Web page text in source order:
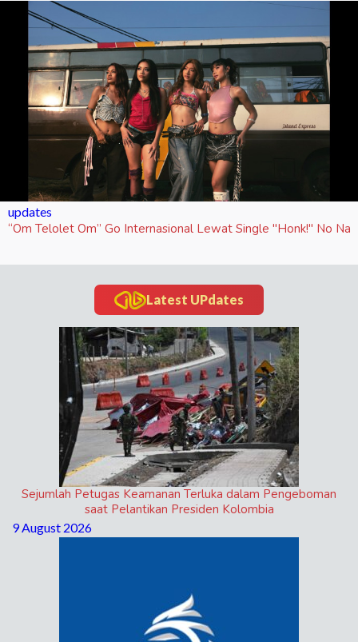
updates
“Om Telolet Om” Go Internasional Lewat Single "Honk!" No Na
Latest UPdates
Sejumlah Petugas Keamanan Terluka dalam Pengeboman
saat Pelantikan Presiden Kolombia
9 August 2026